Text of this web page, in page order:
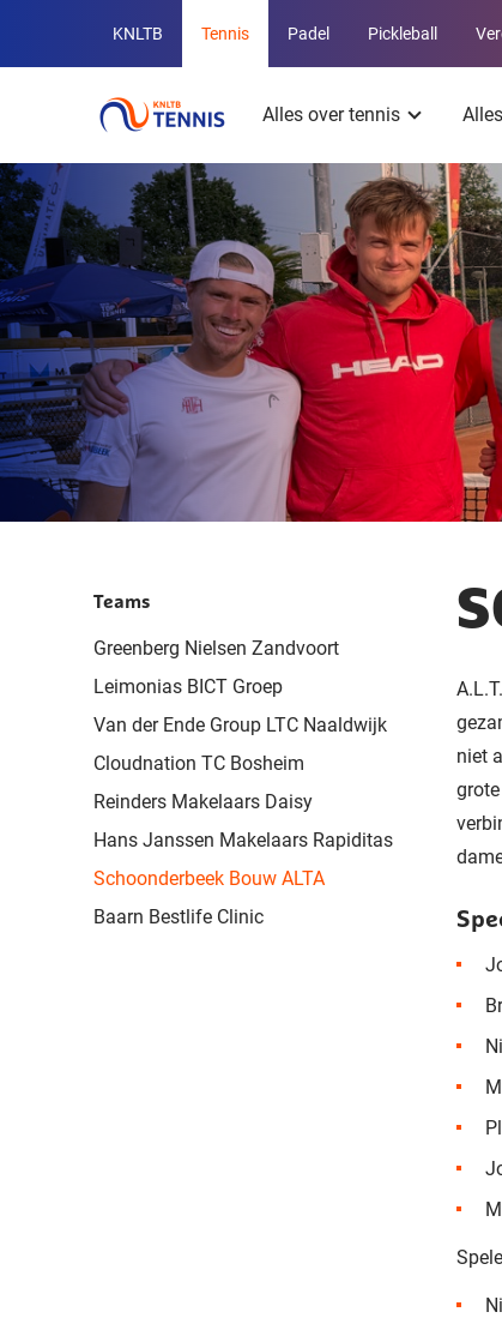
Overige
KNLTB
websites
KNLTB Tennis Padel Pickleball
Alles over tennis
Teams
Greenberg Nielsen Zandvoort
Leimonias BICT Groep
Van der Ende Group LTC Naaldwijk
Cloudnation TC Bosheim
Reinders Makelaars Daisy
Hans Janssen Makelaars Rapiditas
Schoonderbeek Bouw ALTA
Baarn Bestlife Clinic
niet